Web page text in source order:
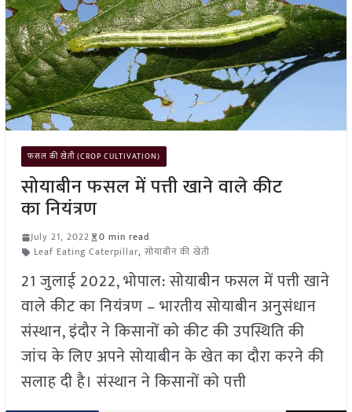
फसल की खेती (CROP CULTIVATION)
सोयाबीन फसल में पत्ती खाने वाले कीट
का नियंत्रण
July 21, 2022
0 min read
Leaf Eating Caterpillar, सोयाबीन की खेती
21 जुलाई 2022, भोपाल: सोयाबीन फसल में पत्ती खाने
वाले कीट का नियंत्रण – भारतीय सोयाबीन अनुसंधान
संस्थान, इंदौर ने किसानों को कीट की उपस्थिति की
जांच के लिए अपने सोयाबीन के खेत का दौरा करने की
सलाह दी है। संस्थान ने किसानों को पत्ती